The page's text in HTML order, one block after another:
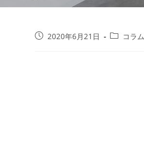
2020年6月21日 コラム